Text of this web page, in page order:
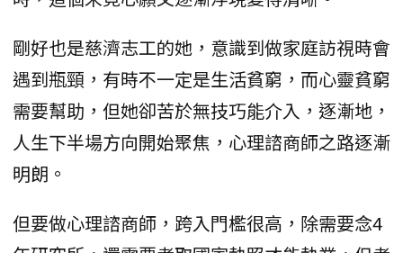
剛好也是慈濟志工的她，意識到做家庭訪視時會
遇到瓶頸，有時不一定是生活貧窮，而心靈貧窮
需要幫助，但她卻苦於無技巧能介入，逐漸地，
人生下半場方向開始聚焦，心理諮商師之路逐漸
明朗。
但要做心理諮商師，跨入門檻很高，除需要念4